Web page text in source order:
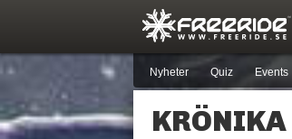
Nyheter Quiz Events
Nya inlägg Forumlista
Snöfallstoppen Topplistor
Skidor Pjäxor
Årets Krasch
KRÖNIKA